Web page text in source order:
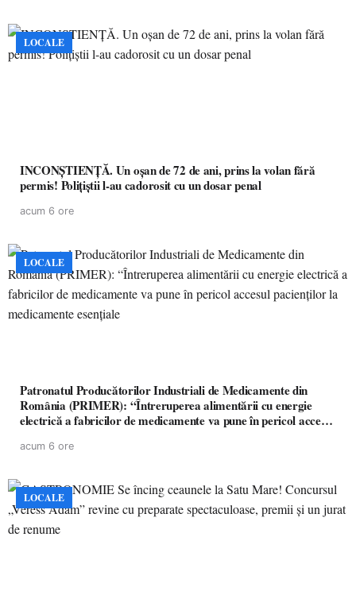
LOCALE
INCONȘTIENȚĂ. Un oșan de 72 de ani, prins la volan fără
permis! Polițiștii l-au cadorosit cu un dosar penal
acum 6 ore
LOCALE
Patronatul Producătorilor Industriali de Medicamente din
România (PRIMER): “Întreruperea alimentării cu energie
electrică a fabricilor de medicamente va pune în pericol accesul
acum 6 ore
LOCALE